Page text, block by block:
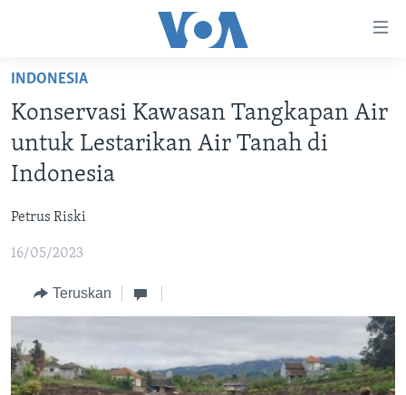
Akses
Lanjut
ke
Konten
Utama
ke
Utama
Lanjut
VIDEO
DAFTAR PROGRAM
INDONESIA
Konservasi Kawasan Tangkapan Air
untuk Lestarikan Air Tanah di
Indonesia
Petrus Riski
16/05/2023
Teruskan